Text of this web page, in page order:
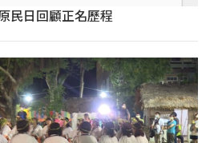
民日回顧正名歷程